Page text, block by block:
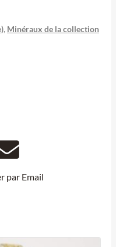
, Minéraux de la collection
par Email